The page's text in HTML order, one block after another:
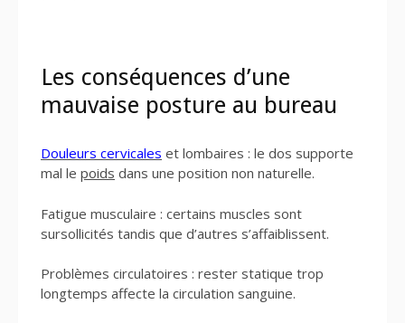
Les conséquences d’une
mauvaise posture au bureau
Douleurs cervicales et lombaires : le dos supporte
mal le poids dans une position non naturelle.
Fatigue musculaire : certains muscles sont
sursollicités tandis que d’autres s’affaiblissent.
Problèmes circulatoires : rester statique trop
longtemps affecte la circulation sanguine.